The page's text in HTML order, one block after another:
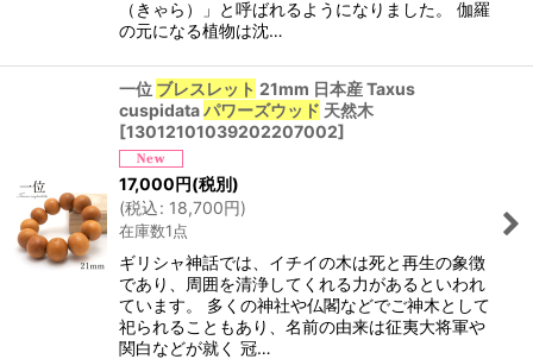
（きゃら）」と呼ばれるようになりました。 伽羅
の元になる植物は沈…
一位 ブレスレット 21mm 日本産 Taxus
cuspidataパワーズウッド 天然木
[13012101039202207002]
17,000円(税別)
(税込: 18,700円)
在庫数1点
ギリシャ神話では、イチイの木は死と再生の象徴
であり、周囲を清浄してくれる力があるといわれ
ています。 多くの神社や仏閣などでご神木として
祀られることもあり、名前の由来は征夷大将軍や
関白などが就く 冠…